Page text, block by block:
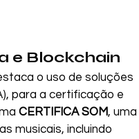
e Blockchain
o uso de soluções
para a certificação e
CERTIFICA SOM, uma
musicais, incluindo